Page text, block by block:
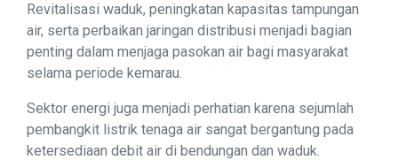
Revitalisasi waduk, peningkatan kapasitas tampungan
air, serta perbaikan jaringan distribusi menjadi bagian
penting dalam menjaga pasokan air bagi masyarakat
selama periode kemarau.
Sektor energi juga menjadi perhatian karena sejumlah
pembangkit listrik tenaga air sangat bergantung pada
ketersediaan debit air di bendungan dan waduk.